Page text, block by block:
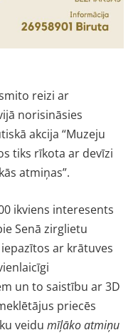
reizi ar
norisināsies
akcija “Muzeju
tiks rīkota ar devīzi
atmiņas”.
ikviens interesents
Senā zirglietu
ar krātuves
un to saistību ar 3D
priecēs
veidu mīļāko atmiņu